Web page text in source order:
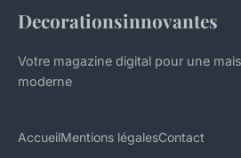
Decorationsinnovantes
Votre magazine digital pour une
moderne
AccueilMentions légalesContact